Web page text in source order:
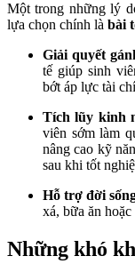
Một trong những lý
lựa chọn chính là bài
Giải quyết
tế giúp sinh
bớt áp lực tài
Tích lũy kinh
viên sớm làm
nâng cao kỹ
sau khi tốt
Hỗ trợ đời
xá, bữa ăn
Những khó